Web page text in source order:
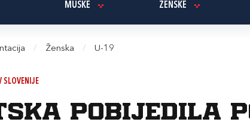
MUŠKE ŽENSKE
/ Ženska / U-19
SLOVENIJE
pobijedila